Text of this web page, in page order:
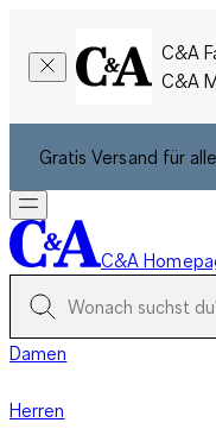
C&A
C&A
Gratis Versand für
C&A
Damen
Herren